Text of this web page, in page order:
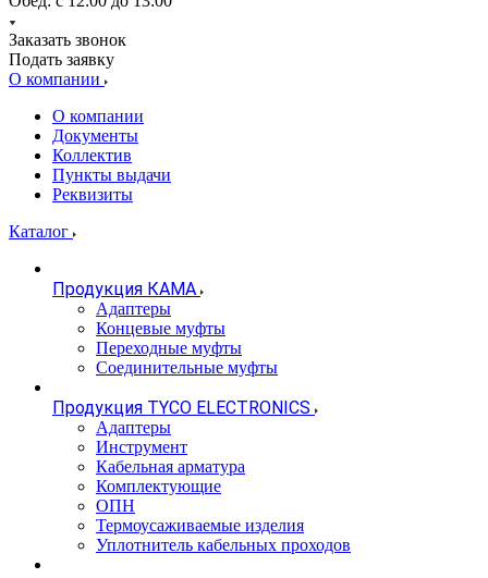
Заказать звонок
Подать заявку
О компании
О компании
Документы
Коллектив
Пункты выдачи
Реквизиты
Каталог
Продукция КАМА
Адаптеры
Концевые муфты
Переходные муфты
Соединительные муфты
Продукция TYCO ELECTRONICS
Адаптеры
Инструмент
Кабельная арматура
Комплектующие
ОПН
Термоусаживаемые изделия
Уплотнитель кабельных проходов